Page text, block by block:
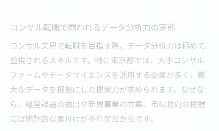
コンサル転職で問われるデータ分析力の実態
コンサル業界で転職を目指す際、データ分析力は極めて
重視されるスキルです。特に東京都では、大手コンサル
ファームやデータサイエンスを活用する企業が多く、膨
大なデータを根拠にした提案力が求められます。なぜな
ら、経営課題の抽出や新規事業の立案、市場動向の把握
には統計的な裏付けが不可欠だからです。